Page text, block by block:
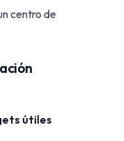
centro de
útiles